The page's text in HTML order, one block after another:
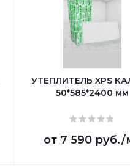
УТЕПЛИТЕЛЬ XPS
50*585*2400 мм
от 7 590 руб./